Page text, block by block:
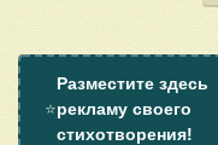
⭐
Разместите здесь
рекламу своего
стихотворения!